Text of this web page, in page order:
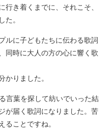
き着くまでに、それこそ、
。
ルに子どもたちに伝わる歌詞
同時に大人の方の心に響く歌
りました。
言葉を探して紡いでいった結
が届く歌詞になりました。苦
ことですね。